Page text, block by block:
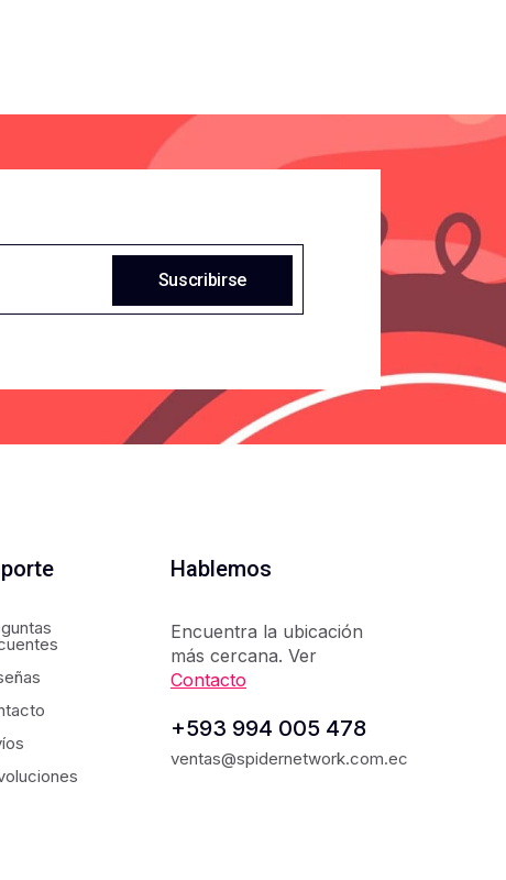
Suscribirse
Hablemos
Encuentra la ubicación
más cercana. Ver
Contacto
+593 994 005 478
ventas@spidernetwork.com.ec